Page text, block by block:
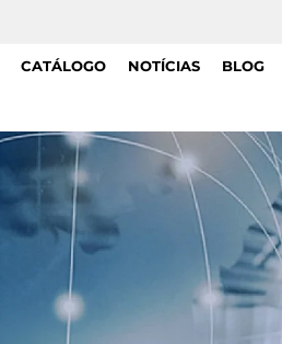
CATÁLOGO NOTÍCIAS BLOG